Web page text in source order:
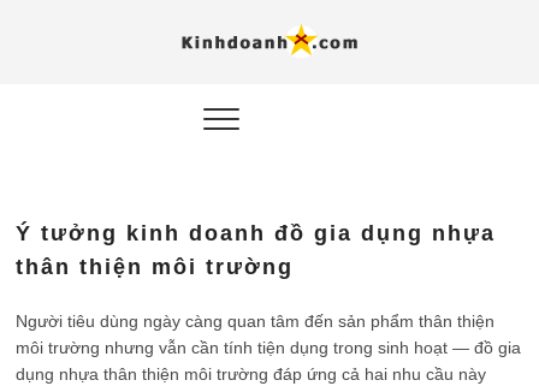
AI
Ý tưởng kinh doanh đồ gia dụng nhựa
thân thiện môi trường
Người tiêu dùng ngày càng quan tâm đến sản phẩm thân thiện
môi trường nhưng vẫn cần tính tiện dụng trong sinh hoạt — đồ gia
dụng nhựa thân thiện môi trường đáp ứng cả hai nhu cầu này